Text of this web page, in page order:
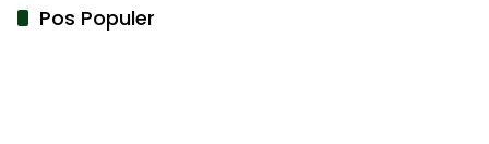
Pos Populer